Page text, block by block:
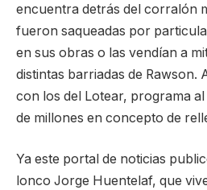
encuentra detrás del corralón
fueron saqueadas por
en sus obras o las vendían a
distintas barriadas de Rawson.
con los del Lotear, programa
de millones en concepto de
Ya este portal de noticias
lonco Jorge Huentelaf, que